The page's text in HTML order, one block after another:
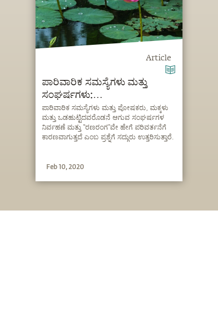
Article
ಪಾರಿವಾರಿಕ ಸಮಸ್ಯೆಗಳು ಮತ್ತು
ಸಂಘರ್ಷಗಳು:
ಕೆಸರನ್ನುಸುಗಂಧವನ್ನಾಗಿಸುವುದು
ಪಾರಿವಾರಿಕ ಸಮಸ್ಯೆಗಳು ಮತ್ತು ಪೋಷಕರು, ಮಕ್ಕಳು
ಮತ್ತು ಒಡಹುಟ್ಟಿದವರೊಡನೆ ಆಗುವ ಸಂಘರ್ಷಗಳ
ನಿರ್ವಹಣೆ ಮತ್ತು “ರಣರಂಗ”ವೇ ಹೇಗೆ ಪರಿವರ್ತನೆಗೆ
ಕಾರಣವಾಗುತ್ತದೆ ಎಂಬ ಪ್ರಶ್ನೆಗೆ ಸದ್ಗುರು ಉತ್ತರಿಸುತ್ತಾರೆ.
Feb 10, 2020